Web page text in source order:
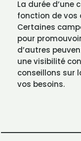
La durée d’une
fonction de vos
Certaines
pour
d’autres
une visibilité
conseillons sur
vos besoins.